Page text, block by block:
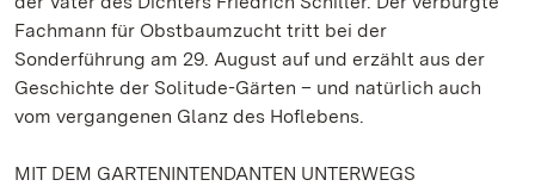
Fachmann für Obstbaumzucht tritt bei der
Sonderführung am 29. August auf und erzählt aus der
Geschichte der Solitude-Gärten – und natürlich auch
vom vergangenen Glanz des Hoflebens.
MIT DEM GARTENINTENDANTEN UNTERWEGS